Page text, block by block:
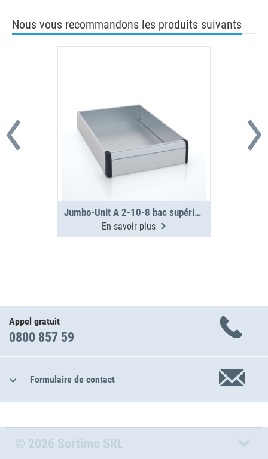
Nous vous recommandons les produits suivants
Jumbo-Unit A 2-10-8 bac supérieur
En savoir plus
Appel gratuit
0800 857 59
Formulaire de contact
© 2026 Sortimo SRL